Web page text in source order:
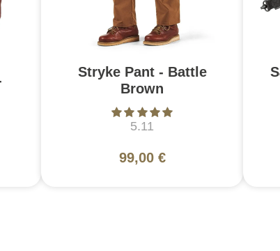
Stryke Pant - Battle
Brown
5.11
99,00 €